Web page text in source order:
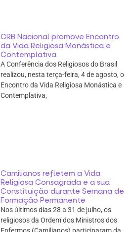
CRB Nacional promove Encontro
da Vida Religiosa Monástica e
Contemplativa
A Conferência dos Religiosos do Brasil
realizou, nesta terça-feira, 4 de agosto, o
Encontro da Vida Religiosa Monástica e
Contemplativa,
Camilianos refletem a Vida
Religiosa Consagrada e a sua
Constituição durante Semana de
Formação Permanente
Nos últimos dias 28 a 31 de julho, os
religiosos da Ordem dos Ministros dos